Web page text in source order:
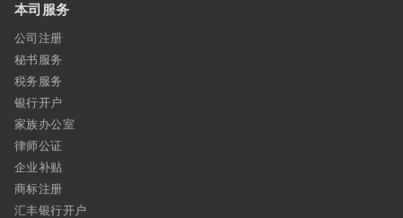
本司服务
公司注册
秘书服务
税务服务
银行开户
家族办公室
律师公证
企业补贴
商标注册
汇丰银行开户